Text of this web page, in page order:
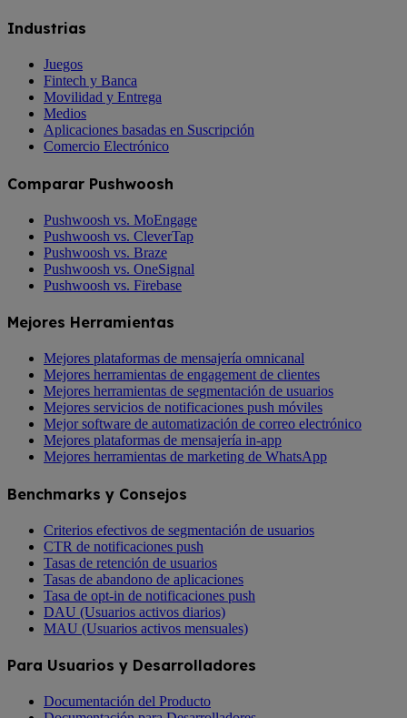
Industrias
Juegos
Fintech y Banca
Movilidad y Entrega
Medios
Aplicaciones basadas en Suscripción
Comercio Electrónico
Comparar Pushwoosh
Pushwoosh vs. MoEngage
Pushwoosh vs. CleverTap
Pushwoosh vs. Braze
Pushwoosh vs. OneSignal
Pushwoosh vs. Firebase
Mejores Herramientas
Mejores plataformas de mensajería omnicanal
Mejores herramientas de engagement de clientes
Mejores herramientas de segmentación de usuarios
Mejores servicios de notificaciones push móviles
Mejor software de automatización de correo electrónico
Mejores plataformas de mensajería in-app
Mejores herramientas de marketing de WhatsApp
Benchmarks y Consejos
Criterios efectivos de segmentación de usuarios
CTR de notificaciones push
Tasas de retención de usuarios
Tasas de abandono de aplicaciones
Tasa de opt-in de notificaciones push
DAU (Usuarios activos diarios)
MAU (Usuarios activos mensuales)
Para Usuarios y Desarrolladores
Documentación del Producto